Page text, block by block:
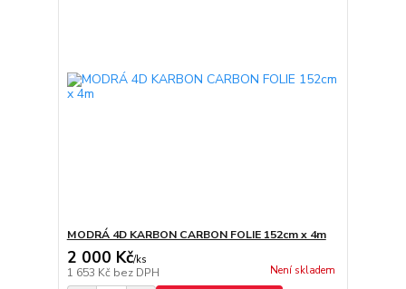
MODRÁ 4D KARBON CARBON FOLIE 152cm x 4m
2 000 Kč/ks
1 653 Kč bez DPH Není skladem